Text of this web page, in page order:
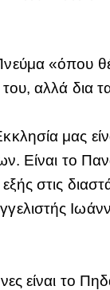
«όπου
αλλά δια
μας
Είναι το
στις
είναι το